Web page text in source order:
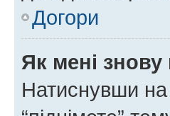
Догори
Як мені
Натиснувши на